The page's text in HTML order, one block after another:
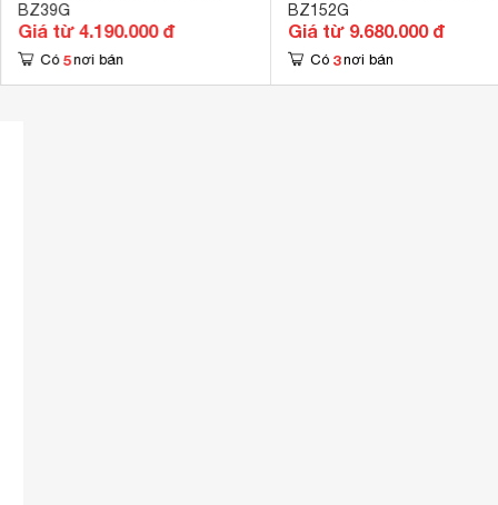
BZ39G
Giá từ 4.190.000 đ
Có 5 nơi bán
BZ152G
Giá từ 9.680.000 đ
Có 3 nơi bán